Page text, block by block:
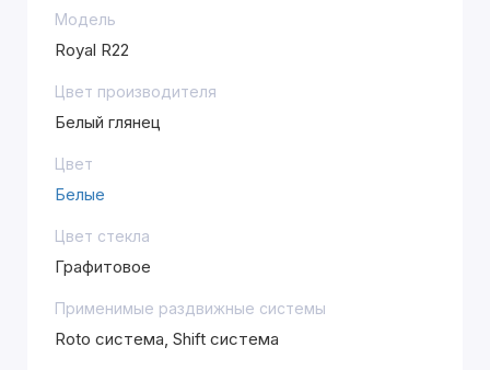
Модель
Royal R22
Цвет производителя
Белый глянец
Цвет
Белые
Цвет стекла
Графитовое
Применимые раздвижные системы
Roto система, Shift система